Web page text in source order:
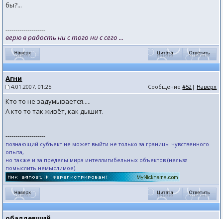
бы?...
--------------------
верю в радость ни с того ни с сего ...
Агни
4.01.2007, 01:25 Сообщение#52 | Наверх
Кто то не задумывается.....
А кто то так живёт, как дышит.
--------------------
познающий субъект не может выйти не только за границы чувственного
опыта,
но также и за пределы мира интеллигибельных объектов (нельзя
помыслить немыслимое).